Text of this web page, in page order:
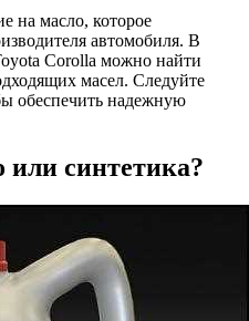
на масло, которое
автомобиля. В
Corolla можно найти
масел. Следуйте
обеспечить надежную
синтетика?